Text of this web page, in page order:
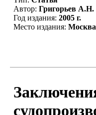
Автор: Григорьев А.Н.
Год издания: 2005 г.
Место издания: Москва